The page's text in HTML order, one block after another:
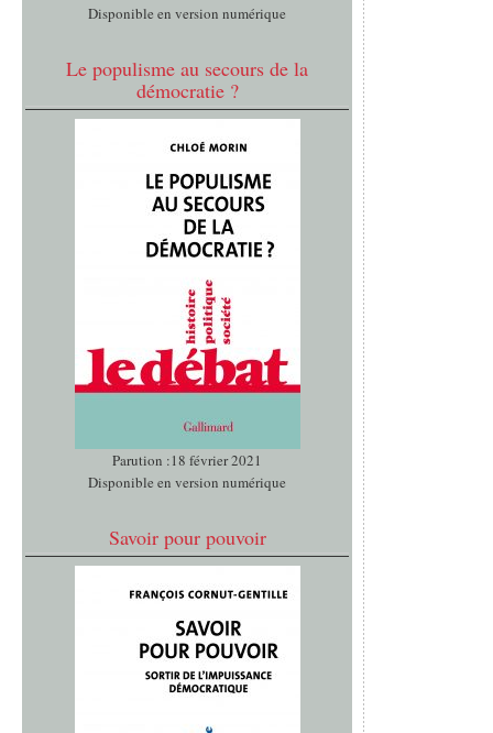
Disponible en version numérique
Le populisme au secours de la
démocratie ?
Parution :18 février 2021
Disponible en version numérique
Savoir pour pouvoir